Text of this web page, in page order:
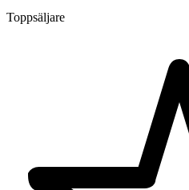
Toppsäljare